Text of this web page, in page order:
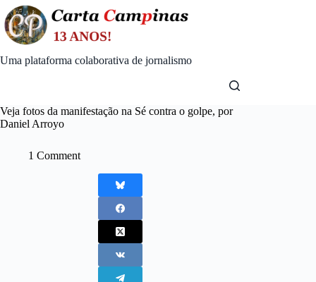
Skip
to
content
Uma plataforma colaborativa de jornalismo
Veja fotos da manifestação na Sé contra o golpe, por
Daniel Arroyo
1 Comment